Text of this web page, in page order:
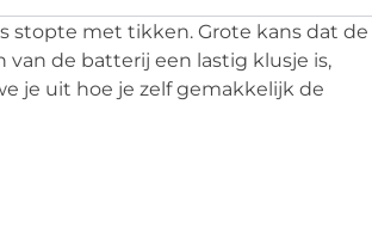
stopte met tikken. Grote kans dat de
de batterij een lastig klusje is,
je uit hoe je zelf gemakkelijk de